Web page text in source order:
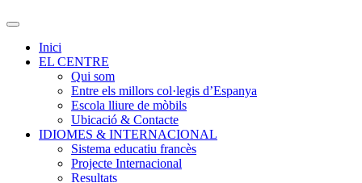
Inici
EL CENTRE
Qui som
Entre els millors col·legis d’Espanya
Escola lliure de mòbils
Ubicació & Contacte
IDIOMES & INTERNACIONAL
Sistema educatiu francès
Projecte Internacional
Resultats